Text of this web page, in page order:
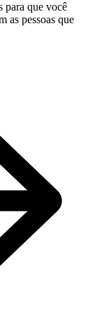
para que você
as pessoas que